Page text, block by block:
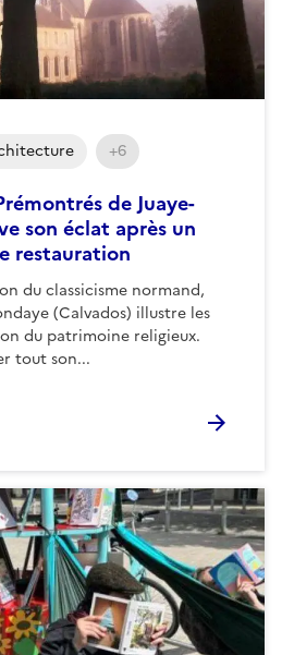
de Juaye-
son éclat après un
restauration
du classicisme normand,
(Calvados) illustre les
du patrimoine religieux.
tout son...
+6